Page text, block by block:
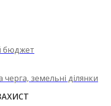
бюджет
земельні ділянки